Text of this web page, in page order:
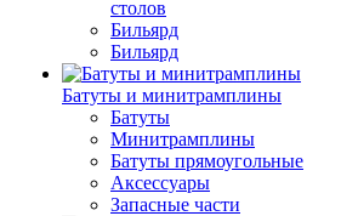
столов
Бильяpд
Бильяpд
Батуты и минитрамплины
Батуты
Минитрамплины
Батуты прямоугольные
Аксессуары
Запасные части